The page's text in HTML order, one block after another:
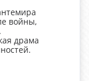
войны,
драма